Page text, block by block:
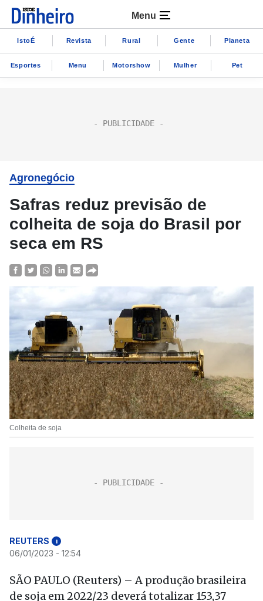
Menu
IstoÉ Revista Rural Gente Planeta
Esportes Menu Motorshow Mulher Pet
Agronegócio
Safras reduz previsão de
colheita de soja do Brasil por
seca em RS
Colheita de soja
REUTERS i
06/01/2023 - 12:54
SÃO PAULO (Reuters) – A produção brasileira
de soja em 2022/23 deverá totalizar 153,37